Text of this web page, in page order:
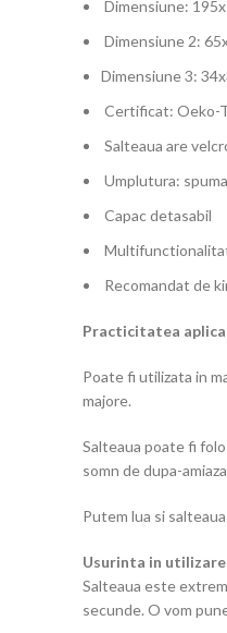
Dimensiune:
Dimensiune 2:
Dimensiune 3:
Certificat: Oeko-
Salteaua are
Umplutura:
Capac detasabil
Recomandat de
Practicitatea
Poate fi utilizata in
majore.
Salteaua poate fi
somn de dupa-
Putem lua si
Usurinta in utilizare
Salteaua este
secunde. O vom